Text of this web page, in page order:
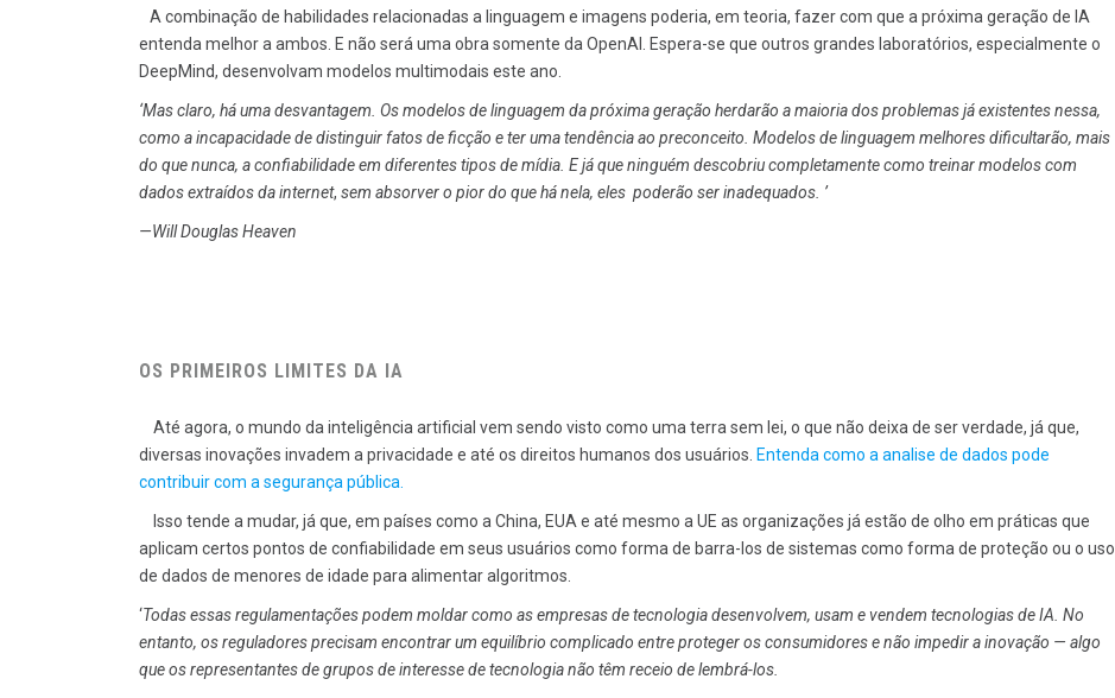
A combinação de habilidades relacionadas a linguagem e imagens poderia, em teoria, fazer com que a próxima geração de IA
entenda melhor a ambos. E não será uma obra somente da OpenAI. Espera-se que outros grandes laboratórios, especialmente o
DeepMind, desenvolvam modelos multimodais este ano.
‘Mas claro, há uma desvantagem. Os modelos de linguagem da próxima geração herdarão a maioria dos problemas já existentes nessa,
como a incapacidade de distinguir fatos de ficção e ter uma tendência ao preconceito. Modelos de linguagem melhores dificultarão, mais
do que nunca, a confiabilidade em diferentes tipos de mídia. E já que ninguém descobriu completamente como treinar modelos com
dados extraídos da internet, sem absorver o pior do que há nela, eles poderão ser inadequados. ’
—Will Douglas Heaven
OS PRIMEIROS LIMITES DA IA
Até agora, o mundo da inteligência artificial vem sendo visto como uma terra sem lei, o que não deixa de ser verdade, já que,
diversas inovações invadem a privacidade e até os direitos humanos dos usuários. Entenda como a analise de dados pode
contribuir com a segurança pública.
Isso tende a mudar, já que, em países como a China, EUA e até mesmo a UE as organizações já estão de olho em práticas que
aplicam certos pontos de confiabilidade em seus usuários como forma de barra-los de sistemas como forma de proteção ou o uso
de dados de menores de idade para alimentar algoritmos.
‘Todas essas regulamentações podem moldar como as empresas de tecnologia desenvolvem, usam e vendem tecnologias de IA. No
entanto, os reguladores precisam encontrar um equilíbrio complicado entre proteger os consumidores e não impedir a inovação — algo
que os representantes de grupos de interesse de tecnologia não têm receio de lembrá-los.